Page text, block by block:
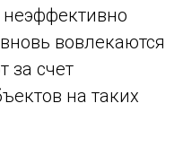
вовлекаются
за счет
на таких